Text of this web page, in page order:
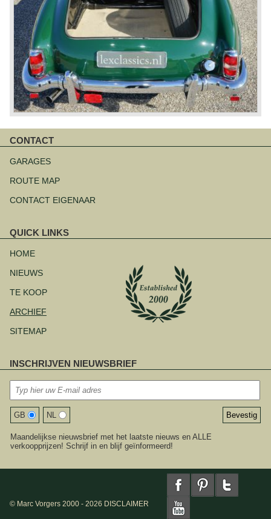
CONTACT
overslaan
GARAGES
ROUTE MAP
CONTACT EIGENAAR
QUICK LINKS
overslaan
HOME
NIEUWS
TE KOOP
ARCHIEF
SITEMAP
INSCHRIJVEN NIEUWSBRIEF
GB NL
Maandelijkse nieuwsbrief met het laatste nieuws en ALLE
verkoopprijzen! Schrijf in en blijf geïnformeerd!
© Marc Vorgers 2000 - 2026 DISCLAIMER